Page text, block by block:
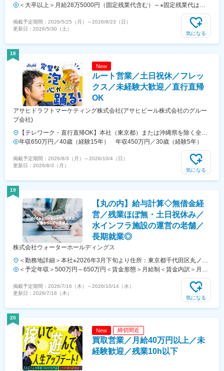
帰あり（自宅から各現場まで行き、直接自宅へ帰ることもあります）※
ミュージカルやコンサートの場合は本番だけでなくリハーサルからオー
ケストラに同行。※主に都内でのお仕事になりますが、地方公演の際に
は国内出張があります。（地方出張は全体の2割ほど）※受動喫煙対
＜大卒以上＞月給28万5000円（固定残業代含む）～※固定残業代は、
時間外労働の有無に関わらず30時間分を、月5万円支給上記を超える時
間外労働分は追加で支給＜短大・専門卒＞月給25万5,000円（固定残業
代含む）～※固定残業代は、時間外労働の有無に関わらず30時間分を、
労働分は追加で支給
掲載予定期間： 2026/5/25（月） ～2026/8/23（日）
更新日： 2026/5/30（土）
気になる
18
New
ルート営業／土日祝休／フレッ
クス／未経験大歓迎／直行直帰
OK
アサヒドラフトマーケティング株式会社(アサヒビール株式会社のグルー
プ会社)
【テレワーク・直行直帰OK】本社（東京都）または沖縄県を除く全国
46都道府県の事業所★本社にて3カ月間の研修後に、配属先の事業所を
決定します★全国転勤の可能性があります★関東圏・関西圏は積極採用
中です！■北海道札幌市、函館市、旭川市、釧路市■東北エリア青森
市、盛岡市、秋田市、山形市、仙台市、郡山市■関東エリア宇都宮市、
近畿エリア大阪市、吹田市、堺市、奈良市、和歌山市、西宮市、神戸
市、姫路市、京都市■中国エリア広島市、福山市、岡山市、松江市、周
南市■四国エリア高松市、徳島市、松山市、高知市■九州エリア福岡
市、北九州市、佐賀市、長崎市、熊本市、大分市、宮崎市、鹿児島市※
受動喫煙対策：就業時間内禁煙
年収650万円／40歳（経験15年） 年収450万円／30歳（経験5年）
掲載予定期間： 2026/8/3（月） ～2026/10/4（日）
更新日： 2026/8/3（月）
気になる
19
【丸の内】給与計算◇無借金経
営／残業ほぼ無・土日祝休み／
水インフラ施設の運営の老舗／
長期就業◎
株式会社ウォーターホールディングス
＜勤務地詳細＞本社※2026年3月下旬より住所：東京都千代田区丸ノ内
1－9－1 グラントウキョウノースタワー４０F受動喫煙対策：屋内全面
＜予定年収＞500万円～650万円＜賃金形態＞月給制＜賃金内訳＞月額
（基本給）：294,000円～382,000円＜月給＞294,000円～382,000円＜
昇給有無＞有＜残業手当＞有＜給与補足＞※経験・スキルに応じて年収
を決定。残業代別途支給■昇給／年1回 ■賞与／年2回（前年度実績計
掲載予定期間： 2026/7/16（木） ～2026/10/14（水）
更新日： 2026/7/16（木）
気になる
20
New 締切間近
買取営業／月給40万円以上／未
経験歓迎／残業10h以下